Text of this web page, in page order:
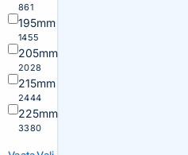
861
195mm
1455
205mm
2028
215mm
2444
225mm
3380